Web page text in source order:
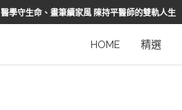
博惠生技引進台灣首部組織碎化刀
2025優秀護理人員表揚 看見疫後醫護堅韌
從臨床到國際舞台 江秉穎醫師的睡眠醫學之路
陳曾基院長：從紅榜少年到偏鄉醫院守望者
臺灣腦健康協會學術研討會 腦疾權威重磅登場
HOME 精選